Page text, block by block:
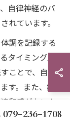
自律神経のバ
れています。
調を記録する
タイミング」
ことで、自分
す。また、鏡
和感がないか
079-236-1708